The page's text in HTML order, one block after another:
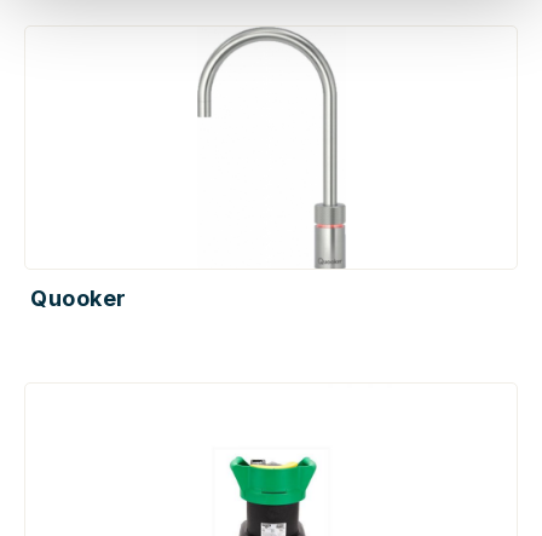
Quooker